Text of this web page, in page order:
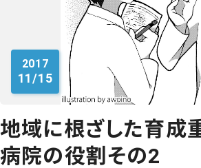
2017
11/15
地域に根ざした育
病院の役割その2